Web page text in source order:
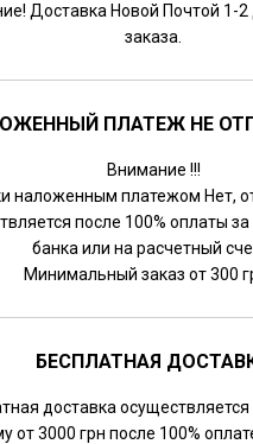
Доставка Новой Почтой 1-2
заказа.
ПЛАТЕЖ НЕ
Внимание !!!
наложенным платежом Нет,
после 100% оплаты за
банка или на расчетный
Минимальный заказ от 300
БЕСПЛАТНАЯ
доставка осуществляется
от 3000 грн после 100%